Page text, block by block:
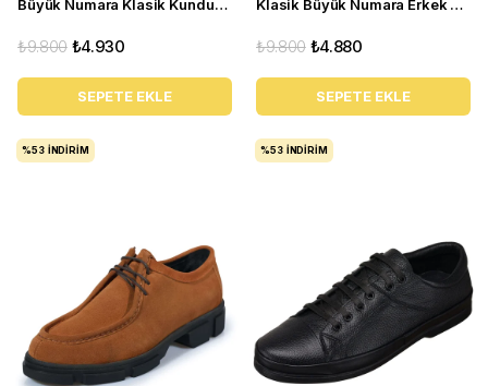
Büyük Numara Klasik Kundura - NV1088 Koyu Lacivert
₺4.930
₺9.800
SEPETE EKLE
Klasik Büyük Numara Erkek Ayakkabı - NR1954 Taba
₺4.880
₺9.800
SEPETE EKLE
%53 İNDIRIM %53 İNDIRIM